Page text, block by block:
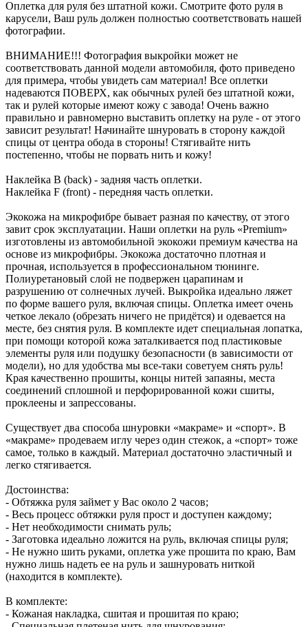
Оплетка для руля без штатной кожи. Смотрите фото руля в
карусели, Ваш руль должен полностью соответствовать нашей
фотографии.
ВНИМАНИЕ!!! Фотография выкройки может не
соответствовать данной модели автомобиля, фото приведено
для примера, чтобы увидеть сам материал! Все оплетки
надеваются ПОВЕРХ, как обычных рулей без штатной кожи,
так и рулей которые имеют кожу с завода! Очень важно
правильно и равномерно выставить оплетку на руле - от этого
зависит результат! Начинайте шнуровать в сторону каждой
спицы от центра обода в стороны! Стягивайте нить
постепенно, чтобы не порвать нить и кожу!
Наклейка B (back) - задняя часть оплетки.
Наклейка F (front) - передняя часть оплетки.
Экокожа на микрофибре бывает разная по качеству, от этого
завит срок эксплуатации. Наши оплетки на руль «Premium»
изготовлены из автомобильной экокожи премиум качества на
основе из микрофибры. Экокожа достаточно плотная и
прочная, используется в профессиональном тюнинге.
Полиуретановый слой не подвержен царапинам и
разрушению от солнечных лучей. Выкройка идеально ляжет
по форме вашего руля, включая спицы. Оплетка имеет очень
четкое лекало (обрезать ничего не придётся) и одевается на
месте, без снятия руля. В комплекте идет специальная лопатка,
при помощи которой кожа заталкивается под пластиковые
элементы руля или подушку безопасности (в зависимости от
модели), но для удобства мы все-таки советуем снять руль!
Края качественно прошиты, концы нитей запаяны, места
соединений сплошной и перфорированной кожи сшиты,
проклеены и запрессованы.
Существует два способа шнуровки «макраме» и «спорт». В
«макраме» продеваем иглу через один стежок, а «спорт» тоже
самое, только в каждый. Материал достаточно эластичный и
легко стягивается.
Достоинства:
- Обтяжка руля займет у Вас около 2 часов;
- Весь процесс обтяжки руля прост и доступен каждому;
- Нет необходимости снимать руль;
- Заготовка идеально ложится на руль, включая спицы руля;
- Не нужно шить руками, оплетка уже прошита по краю, Вам
нужно лишь надеть ее на руль и зашнуровать ниткой
(находится в комплекте).
В комплекте:
- Кожаная накладка, сшитая и прошитая по краю;